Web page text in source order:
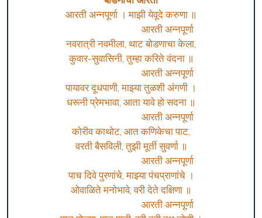
आरती अन्नपूर्णा । माझी येवूदे करुणा ॥
नवरात्री नवमीला, थाट बोडणाचा केला,
कुवार-सुवासिनी, तुम्हा करिते वंदना ॥
पायावर दूधपाणी, माझ्या तुळशी अंगणी ।
धरूनी प्रेमभावा, आता यावे हो सदना ॥
कोरीव काथोट, आत कणिकेचा पाट,
वरती बैसविली, तुझी मूर्ती सुवर्णा ॥
पाच दिवे पुरणांचे, माझ्या पंचप्राणांचे ।
ओवाळिते मनोभावे, वरी देते दक्षिणा ॥